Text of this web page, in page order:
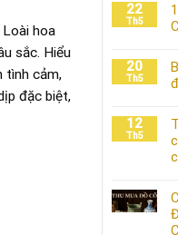
hoa
sắc. Hiểu
tình cảm,
đặc biệt,
22
Th5
20
Th5
12
Th5